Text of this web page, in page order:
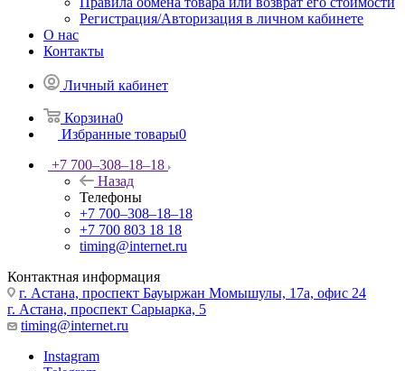
Регистрация/Авторизация в личном кабинете
О нас
Контакты
Личный кабинет
Корзина0
Избранные товары0
+7 700‒308‒18‒18
Назад
Телефоны
+7 700‒308‒18‒18
+7 700 803 18 18
timing@internet.ru
Контактная информация
г. Астана, проспект Бауыржан Момышулы, 17а, офис 24
г. Астана, проспект Сарыарка, 5
timing@internet.ru
Instagram